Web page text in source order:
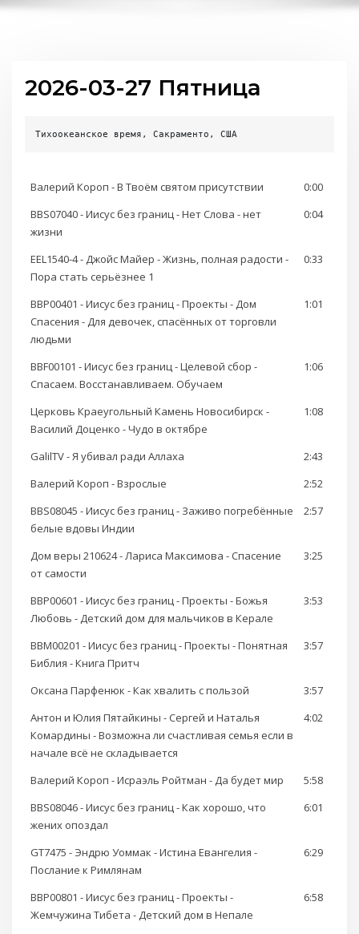
2026-03-27 Пятница
Тихоокеанское время, Сакраменто, США
Валерий Короп - В Твоём святом присутствии
0:00
BBS07040 - Иисус без границ - Нет Слова - нет
жизни
0:04
EEL1540-4 - Джойс Майер - Жизнь, полная радости -
Пора стать серьёзнее 1
0:33
BBP00401 - Иисус без границ - Проекты - Дом
Спасения - Для девочек, спасённых от торговли
людьми
1:01
BBF00101 - Иисус без границ - Целевой сбор -
Спасаем. Восстанавливаем. Обучаем
1:06
Церковь Краеугольный Камень Новосибирск -
Василий Доценко - Чудо в октябре
1:08
GalilTV - Я убивал ради Аллаха
2:43
Валерий Короп - Взрослые
2:52
BBS08045 - Иисус без границ - Заживо погребённые
белые вдовы Индии
2:57
Дом веры 210624 - Лариса Максимова - Спасение
от самости
3:25
BBP00601 - Иисус без границ - Проекты - Божья
Любовь - Детский дом для мальчиков в Керале
3:53
BBM00201 - Иисус без границ - Проекты - Понятная
Библия - Книга Притч
3:57
Оксана Парфенюк - Как хвалить с пользой
3:57
Антон и Юлия Пятайкины - Сергей и Наталья
Комардины - Возможна ли счастливая семья если в
начале всё не складывается
4:02
Валерий Короп - Исраэль Ройтман - Да будет мир
5:58
BBS08046 - Иисус без границ - Как хорошо, что
жених опоздал
6:01
GT7475 - Эндрю Уоммак - Истина Евангелия -
Послание к Римлянам
6:29
BBP00801 - Иисус без границ - Проекты -
Жемчужина Тибета - Детский дом в Непале
6:58